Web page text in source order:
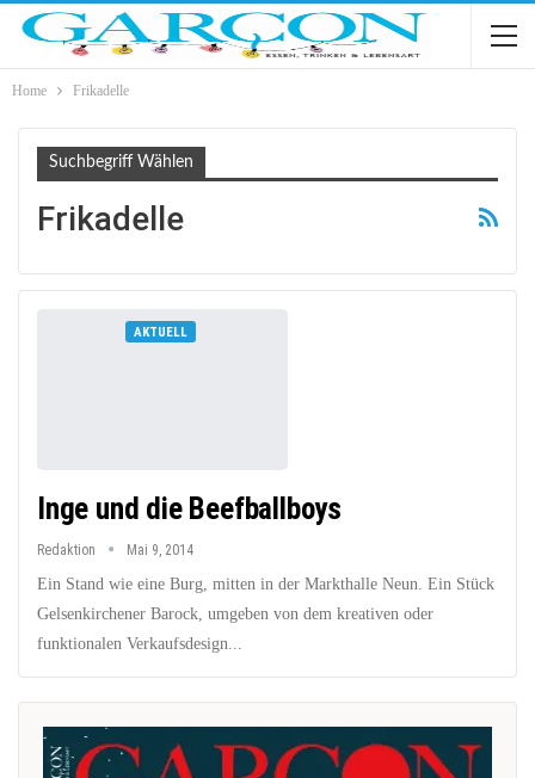
Home Frikadelle
Suchbegriff Wählen
Frikadelle
AKTUELL
Inge und die Beefballboys
Redaktion Mai 9, 2014
Ein Stand wie eine Burg, mitten in der Markthalle Neun. Ein Stück
Gelsenkirchener Barock, umgeben von dem kreativen oder
funktionalen Verkaufsdesign...